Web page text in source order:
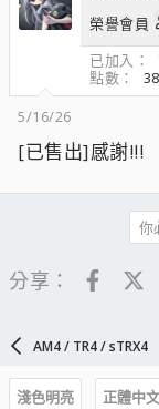
榮譽會員
已加入
點數
38
5/16/26
[已售出]感謝!!!
你
分享：
AM4 / TR4 / sTRX4
淺色明亮
正體中